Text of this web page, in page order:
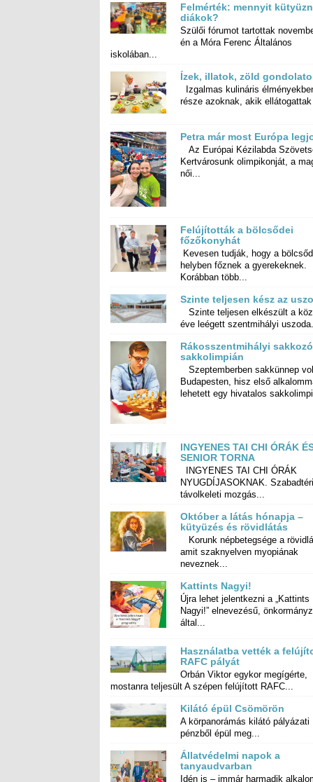
Felmérték: mennyit
diákok?
Szülői fórumot tartottak
én a Móra Ferenc
iskolában...
Ízek, illatok, zöld
Izgalmas kulináris
része azoknak, akik
Petra már most Európa
Az Európai Kézilabda
Kertvárosunk olimpikonját, a
női...
Felújították a bölcsődei
főzőkonyhát
Kevesen tudják, hogy a
helyben főznek a
Korábban több...
Szinte teljesen kész az
Szinte teljesen elkészült a
éve leégett szentmihályi
Rákosszentmihályi
sakkolimpián
Szeptemberben sakkünnep
Budapesten, hisz első
lehetett egy hivatalos
INGYENES TAI CHI ÓRÁK
SENIOR TORNA
INGYENES TAI CHI ÓRÁK
NYUGDÍJASOKNAK. Szabadtéri
távolkeleti mozgás...
Október a látás hónapja –
kütyüzés és rövidlátás
Korunk népbetegsége a
amit szaknyelven
neveznek...
Kattints Nagyi!
Újra lehet jelentkezni a „Kattints
Nagyi!” elnevezésű, önkormányzat
által...
Használatba vették a
RAFC pályát
Orbán Viktor egykor megígérte,
mostanra teljesült A szépen felújított RAFC...
Kilátó épül Csömörön
A körpanorámás kilátó pályázati
pénzből épül meg...
Állatvédelmi napok a
tanyaudvarban
Idén is – immár harmadik